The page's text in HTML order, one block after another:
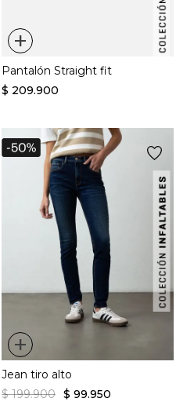
+
Pantalón Straight fit
$ 209.900
+
Jean tiro alto
$ 199.900 $ 99.950